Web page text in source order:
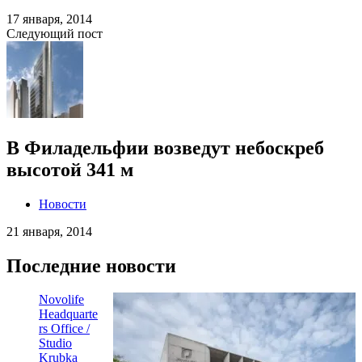
17 января, 2014
Следующий пост
В Филадельфии возведут небоскреб
высотой 341 м
Новости
21 января, 2014
Последние новости
Novolife
Headquarte
rs Office /
Studio
Krubka